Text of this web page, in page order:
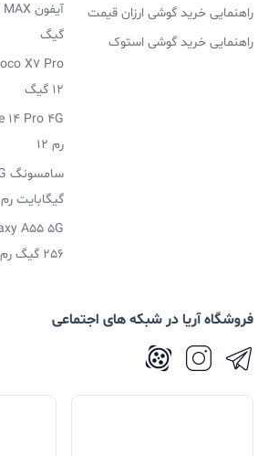
راهنمایی خرید گوشی ارزان قیمت
راهنمایی خرید گوشی استوک
گیگ
12 گیگ
رم 12
گیگابایت رم 8
256 گیگ رم 8
فروشگاه آریا در شبکه های اجتماعی